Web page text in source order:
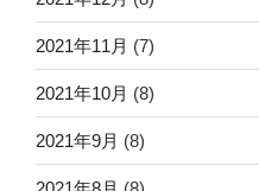
2021年11月 (7)
2021年10月 (8)
2021年9月 (8)